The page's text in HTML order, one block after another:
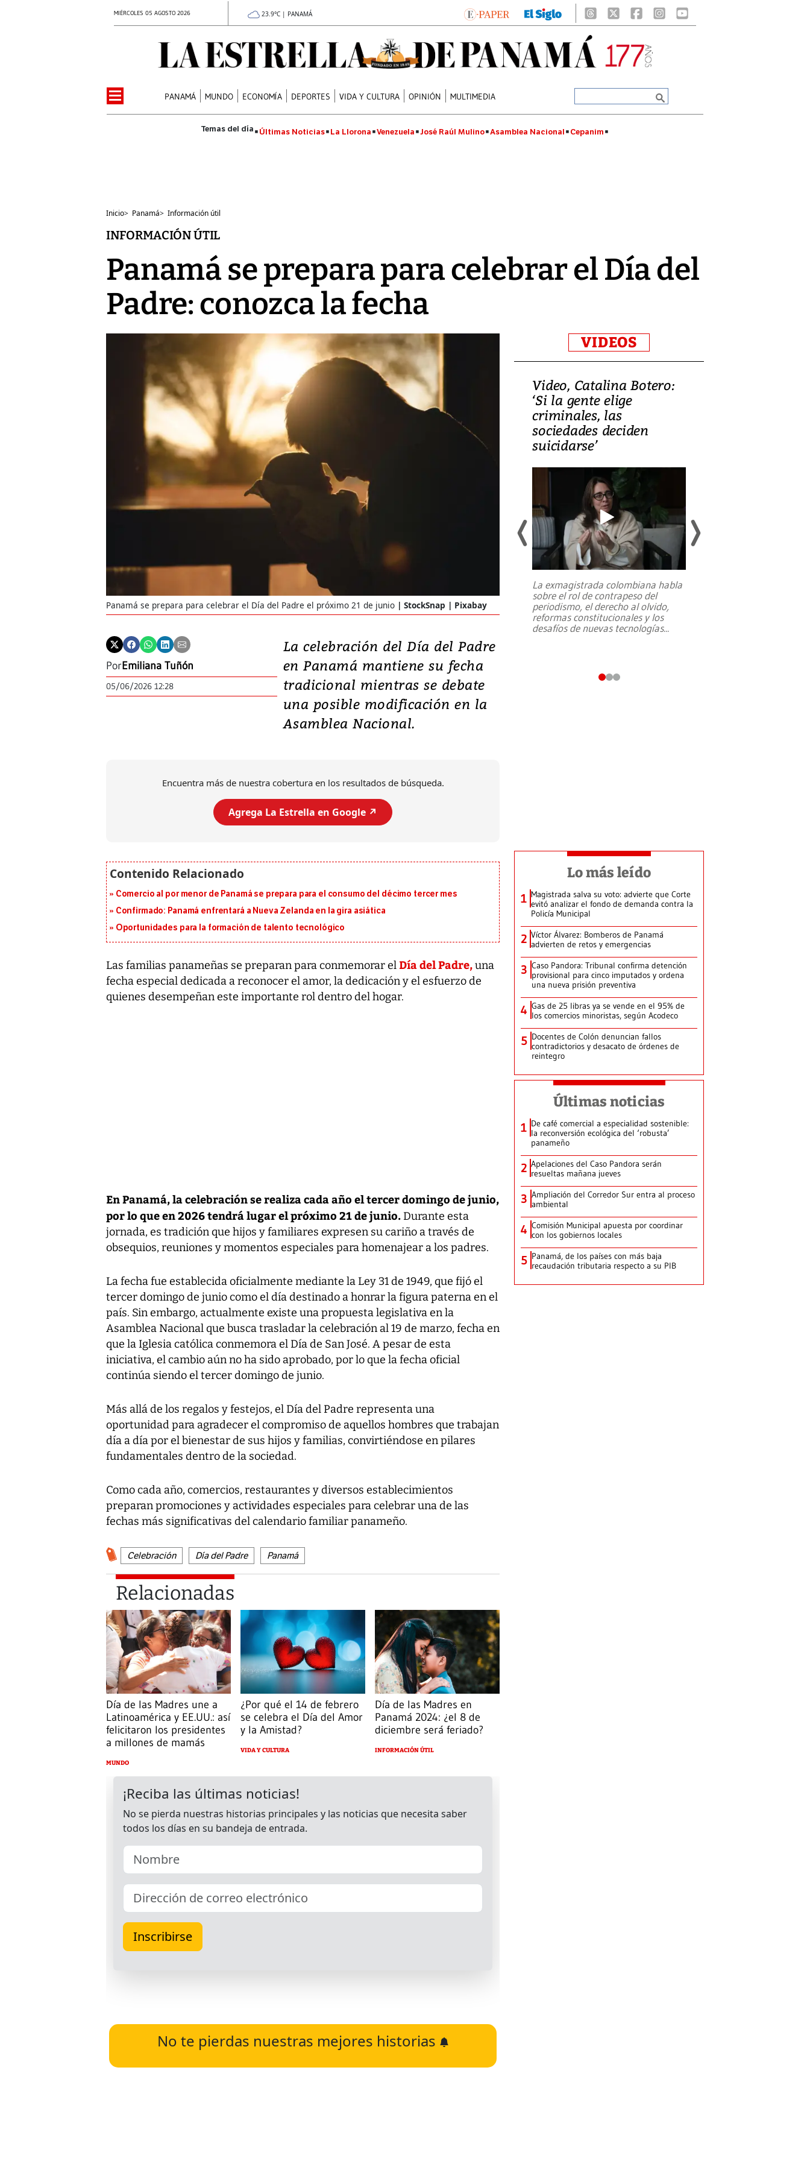
MIÉRCOLES 05 AGOSTO 2026 23.9°C | PANAMÁ
PANAMÁ MUNDO ECONOMÍA DEPORTES VIDA Y CULTURA OPINIÓN MULTIMEDIA
Últimas Noticias La Llorona Venezuela José Raúl Mulino Asamblea Nacional Cepanim
Inicio> Panamá> Información útil
INFORMACIÓN ÚTIL
Panamá se prepara para celebrar el Día del
Padre: conozca la fecha
Panamá se prepara para celebrar el Día del Padre el próximo 21 de junio StockSnap | Pixabay
PorEmiliana Tuñón
05/06/2026 12:28
La celebración del Día del Padre
en Panamá mantiene su fecha
tradicional mientras se debate
una posible modificación en la
Asamblea Nacional.
Encuentra más de nuestra cobertura en los resultados de búsqueda.
Agrega La Estrella en Google ↗️
Comercio al por menor de Panamá se prepara para el consumo del décimo tercer mes
Confirmado: Panamá enfrentará a Nueva Zelanda en la gira asiática
Oportunidades para la formación de talento tecnológico
Las familias panameñas se preparan para conmemorar el Día del Padre,una
fecha especial dedicada a reconocer el amor, la dedicación y el esfuerzo de
quienes desempeñan este importante rol dentro del hogar.
En Panamá, la celebración se realiza cada año el tercer domingo de junio,
por lo que en 2026 tendrá lugar el próximo 21 de junio.Durante esta
jornada, es tradición que hijos y familiares expresen su cariño a través de
obsequios, reuniones y momentos especiales para homenajear a los padres.
La fecha fue establecida oficialmente mediante la Ley 31 de 1949, que fijó el
tercer domingo de junio como el día destinado a honrar la figura paterna en el
país. Sin embargo, actualmente existe una propuesta legislativa en la
Asamblea Nacional que busca trasladar la celebración al 19 de marzo, fecha en
que la Iglesia católica conmemora el Día de San José. A pesar de esta
iniciativa, el cambio aún no ha sido aprobado, por lo que la fecha oficial
continúa siendo el tercer domingo de junio.
Más allá de los regalos y festejos, el Día del Padre representa una
oportunidad para agradecer el compromiso de aquellos hombres que trabajan
día a día por el bienestar de sus hijos y familias, convirtiéndose en pilares
fundamentales dentro de la sociedad.
Como cada año, comercios, restaurantes y diversos establecimientos
preparan promociones y actividades especiales para celebrar una de las
fechas más significativas del calendario familiar panameño.
Celebración Día del Padre Panamá
Relacionadas
Día de las Madres une a
Latinoamérica y EE.UU.: así
felicitaron los presidentes
a millones de mamás
MUNDO
¿Por qué el 14 de febrero
se celebra el Día del Amor
y la Amistad?
VIDA Y CULTURA
Día de las Madres en
Panamá 2024: ¿el 8 de
diciembre será feriado?
INFORMACIÓN ÚTIL
No te pierdas nuestras mejores historias
VIDEOS
Video, Japón: Terremoto
deja heridos y graves
daños en Kumamoto
7,1 se registró este martes 28 de
emergencia de gran...
Video, Catalina Botero:
‘Si la gente elige
criminales, las
sociedades deciden
suicidarse’
La exmagistrada colombiana habla
sobre el rol de contrapeso del
periodismo, el derecho al olvido,
reformas constitucionales y los
desafíos de nuevas tecnologías...
Lo más leído
1 Magistrada salva su voto: advierte que Corte
evitó analizar el fondo de demanda contra la
Policía Municipal
2 Víctor Álvarez: Bomberos de Panamá
advierten de retos y emergencias
3 Caso Pandora: Tribunal confirma detención
provisional para cinco imputados y ordena
una nueva prisión preventiva
4 Gas de 25 libras ya se vende en el 95% de
los comercios minoristas, según Acodeco
5 Docentes de Colón denuncian fallos
contradictorios y desacato de órdenes de
reintegro
Últimas noticias
1 De café comercial a especialidad sostenible:
la reconversión ecológica del ‘robusta’
panameño
2 Apelaciones del Caso Pandora serán
resueltas mañana jueves
3 Ampliación del Corredor Sur entra al proceso
ambiental
4 Comisión Municipal apuesta por coordinar
con los gobiernos locales
5 Panamá, de los países con más baja
recaudación tributaria respecto a su PIB